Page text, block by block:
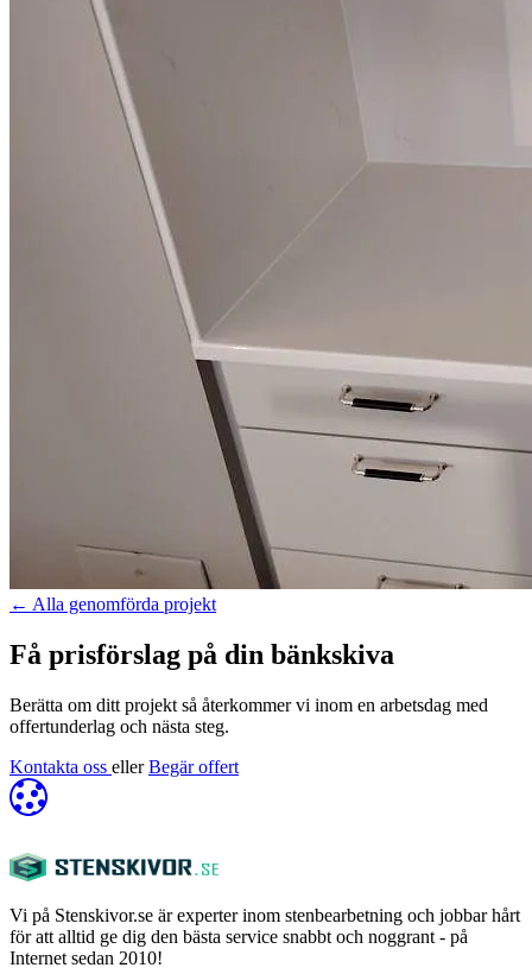
← Alla genomförda projekt
Få prisförslag på din bänkskiva
Berätta om ditt projekt så återkommer vi inom en arbetsdag med
offertunderlag och nästa steg.
Kontakta oss eller Begär offert
Vi på Stenskivor.se är experter inom stenbearbetning och jobbar hårt
för att alltid ge dig den bästa service snabbt och noggrant - på
Internet sedan 2010!